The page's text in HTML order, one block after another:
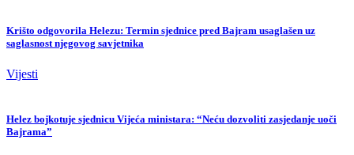
Krišto odgovorila Helezu: Termin sjednice pred Bajram usaglašen uz
saglasnost njegovog savjetnika
Vijesti
Helez bojkotuje sjednicu Vijeća ministara: “Neću dozvoliti zasjedanje uoči
Bajrama”